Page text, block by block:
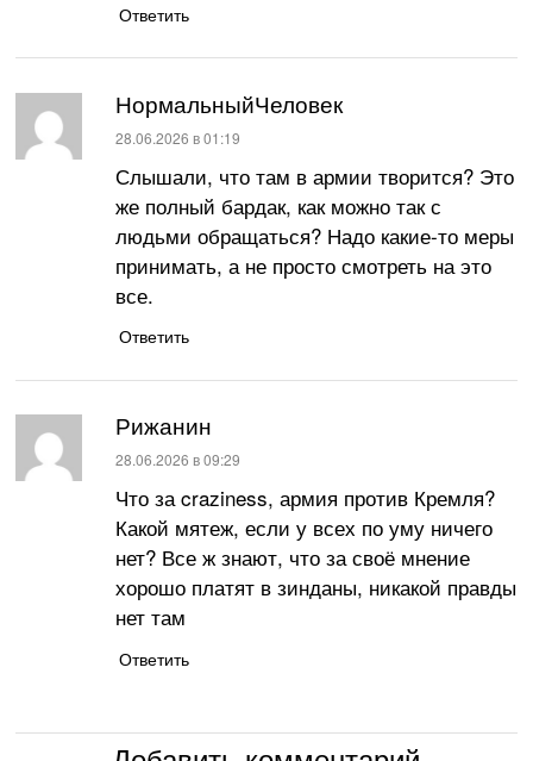
Ответить
НормальныйЧеловек
:
28.06.2026 в 01:19
Слышали, что там в армии творится? Это
же полный бардак, как можно так с
людьми обращаться? Надо какие-то меры
принимать, а не просто смотреть на это
все.
Ответить
Рижанин
:
28.06.2026 в 09:29
Что за craziness, армия против Кремля?
Какой мятеж, если у всех по уму ничего
нет? Все ж знают, что за своё мнение
хорошо платят в зинданы, никакой правды
нет там
Ответить